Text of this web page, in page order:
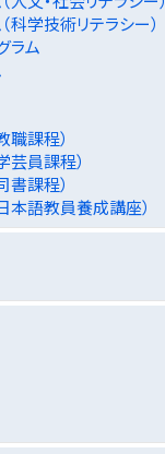
学技術リテラシー）
ラム
職課程）
芸員課程）
書課程）
本語教員養成講座）